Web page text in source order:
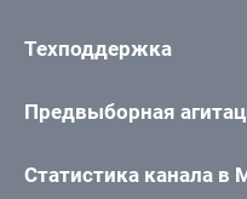
Техподдержка
Предвыборная
Статистика канала в